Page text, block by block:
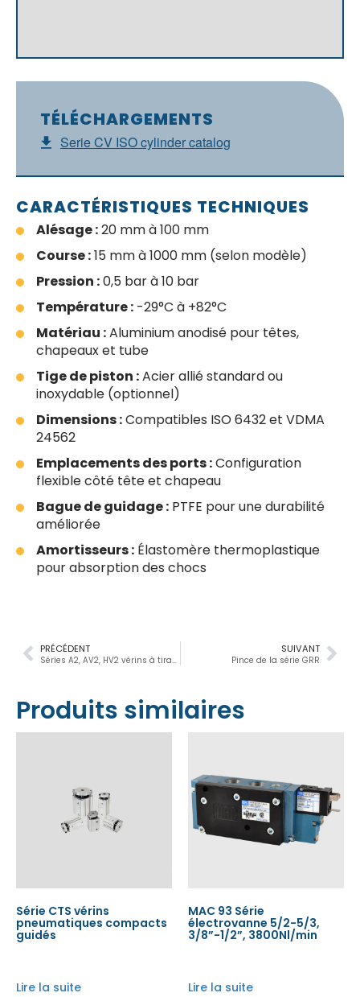
TÉLÉCHARGEMENTS
Serie CV ISO cylinder catalog
CARACTÉRISTIQUES TECHNIQUES
Alésage :20 mm à 100 mm
Course :15 mm à 1000 mm (selon modèle)
Pression :0,5 bar à 10 bar
Température : -29°C à +82°C
Matériau :Aluminium anodisé pour têtes,
chapeaux et tube
Tige de piston :Acier allié standard ou
inoxydable (optionnel)
Dimensions :Compatibles ISO 6432 et VDMA
24562
Emplacements des ports :Configuration
flexible côté tête et chapeau
Bague de guidage : PTFE pour une durabilité
améliorée
Amortisseurs : Élastomère thermoplastique
pour absorption des chocs
SUIVANT
Pince de la série GRR
PRÉCÉDENT
Produits similaires
Série CTS vérins
pneumatiques compacts
guidés
Lire la suite
MAC 93 Série
électrovanne 5/2-5/3,
3/8”-1/2”, 3800Nl/min
Lire la suite